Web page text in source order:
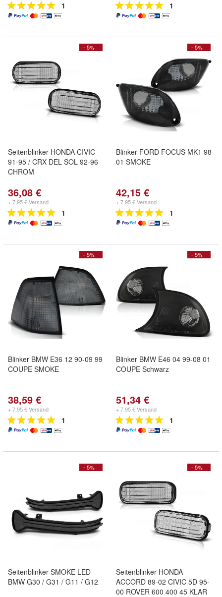
1 1
- 5%
Seitenblinker HONDA CIVIC
91-95 / CRX DEL SOL 92-96
CHROM
36,08 €
+ 7,95 € Versand
1
- 5%
Blinker FORD FOCUS MK1 98-
01 SMOKE
42,15 €
+ 7,95 € Versand
1
- 5%
Blinker BMW E36 12 90-09 99
COUPE SMOKE
38,59 €
+ 7,95 € Versand
1
- 5%
Blinker BMW E46 04 99-08 01
COUPE Schwarz
51,34 €
+ 7,95 € Versand
1
- 5%
Seitenblinker SMOKE LED
BMW G30 / G31 / G11 / G12
- 5%
Seitenblinker HONDA
ACCORD 89-02 CIVIC 5D 95-
00 ROVER 600 400 45 KLAR